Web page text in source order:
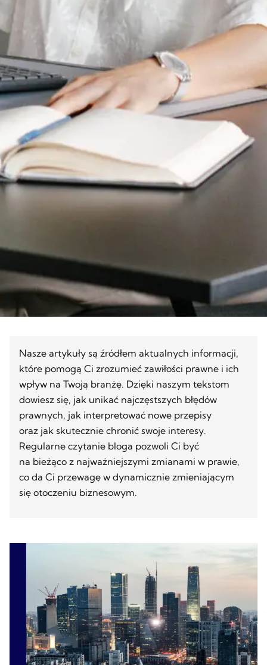
Nasze artykuły są źródłem aktualnych informacji,
które pomogą Ci zrozumieć zawiłości prawne i ich
wpływ na Twoją branżę. Dzięki naszym tekstom
dowiesz się, jak unikać najczęstszych błędów
prawnych, jak interpretować nowe przepisy
oraz jak skutecznie chronić swoje interesy.
Regularne czytanie bloga pozwoli Ci być
na bieżąco z najważniejszymi zmianami w prawie,
co da Ci przewagę w dynamicznie zmieniającym
się otoczeniu biznesowym.